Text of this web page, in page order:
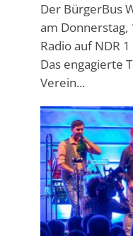
Der BürgerBus
am Donnerstag,
Radio auf NDR
Das engagierte
Verein...